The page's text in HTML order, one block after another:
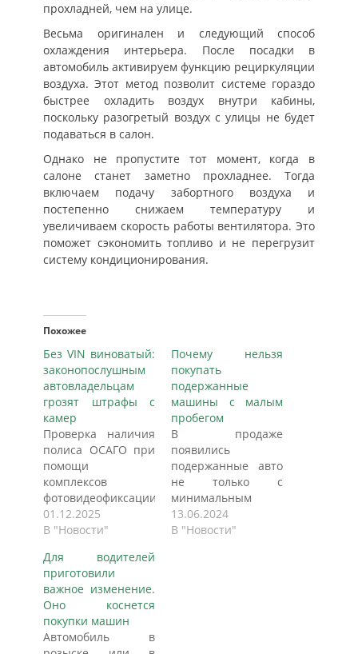
прохладней, чем на улице.
Весьма оригинален и следующий способ
охлаждения интерьера. После посадки в
автомобиль активируем функцию рециркуляции
воздуха. Этот метод позволит системе гораздо
быстрее охладить воздух внутри кабины,
поскольку разогретый воздух с улицы не будет
подаваться в салон.
Однако не пропустите тот момент, когда в
салоне станет заметно прохладнее. Тогда
включаем подачу забортного воздуха и
постепенно снижаем температуру и
увеличиваем скорость работы вентилятора. Это
поможет сэкономить топливо и не перегрузит
систему кондиционирования.
Похожее
Без VIN виноватый:
законопослушным
автовладельцам
грозят штрафы с
камер
Проверка наличия
полиса ОСАГО при
помощи
комплексов
фотовидеофиксации
нарушений ПДД
грозит массовой
законопослушным
водителям. Под
ударом могут
оказаться
миллионы
автомобилистов,
01.12.2025
В "Новости"
Почему нельзя
покупать
подержанные
машины с малым
пробегом
В продаже
появились
подержанные авто
не только с
минимальным
пробегом, но и по
минимальной цене.
13.06.2024
В "Новости"
Для водителей
приготовили
важное изменение.
Оно коснется
покупки машин
Автомобиль в